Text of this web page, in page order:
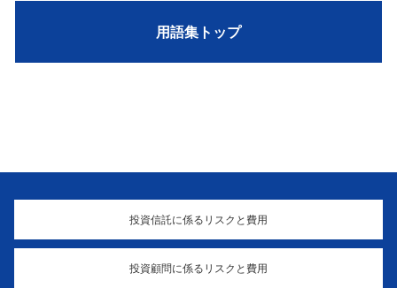
用語集トップ
投資信託に係るリスクと費用
投資顧問に係るリスクと費用